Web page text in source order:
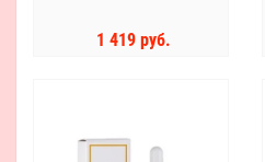
1 419 руб.